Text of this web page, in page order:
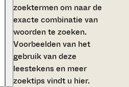
zoektermen om naar de
exacte combinatie van
woorden te zoeken.
Voorbeelden van het
gebruik van deze
leestekens en meer
zoektips vindt u hier.